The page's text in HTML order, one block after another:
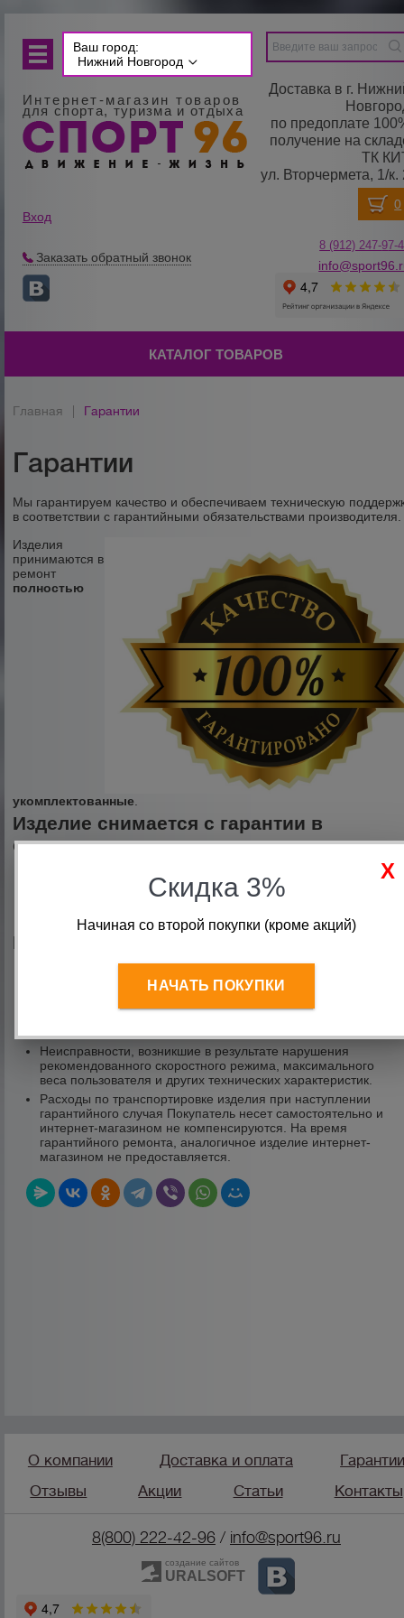
Ваш город:
Нижний Новгород
Интернет-магазин товаров
для спорта, туризма и отдыха
Доставка в г.
по предоплате
получение на
ТК
ул. Вторчермета, 1/к.
Вход
Заказать обратный звонок
8 (912) 247-97-
КАТАЛОГ ТОВАРОВ
Главная Гарантии
Гарантии
Мы гарантируем качество и обеспечиваем техническую
в соответствии с гарантийными обязательствами производителя.
Изделия
принимаются в
ремонт
полностью
укомплектованные
Изделие снимается с гарантии в
следующих случаях:
При нарушении правил эксплуатации изделия, указанных
в инструкции по эксплуатации.
Изделие имеет следы неквалифицированного ремонта.
Обнаружены изменения конструкции изделия.
Гарантия не распространяется на:
Механические повреждения.
Повреждения, возникшие вследствие самостоятельной
Неисправности, возникшие в результате нарушения
рекомендованного скоростного режима, максимального
веса пользователя и других технических характеристик.
Расходы по транспортировке изделия при наступлении
гарантийного случая Покупатель несет самостоятельно и
интернет-магазином не компенсируются. На время
гарантийного ремонта, аналогичное изделие интернет-
магазином не предоставляется.
О компании Доставка и оплата
Отзывы
Акции Статьи Контакты
8(800) 222-42-96/ info@sport96.ru
создание сайтов
URALSOFT
Скидка 3%
Начиная со второй покупки (кроме акций)
НАЧАТЬ ПОКУПКИ